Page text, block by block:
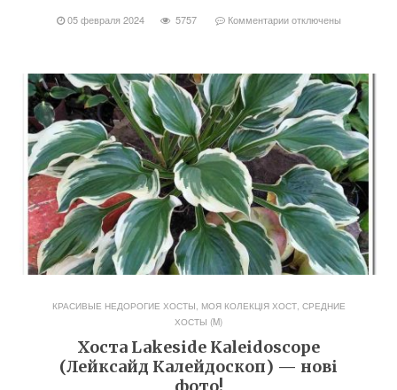
05 февраля 2024 5757 Комментарииотключены
КРАСИВЫЕ НЕДОРОГИЕ ХОСТЫ, МОЯ КОЛЕКЦІЯ ХОСТ, СРЕДНИЕ
ХОСТЫ (M)
Хоста Lakeside Kaleidoscope
(Лейксайд Калейдоскоп) — нові